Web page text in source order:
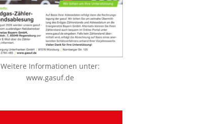
Weitere Informationen unter:
www.gasuf.de